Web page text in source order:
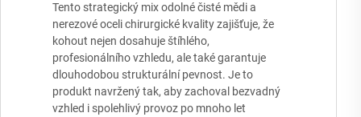
Tento strategický mix odolné čisté mědi a
nerezové oceli chirurgické kvality zajišťuje, že
kohout nejen dosahuje štíhlého,
profesionálního vzhledu, ale také garantuje
dlouhodobou strukturální pevnost. Je to
produkt navržený tak, aby zachoval bezvadný
vzhled i spolehlivý provoz po mnoho let